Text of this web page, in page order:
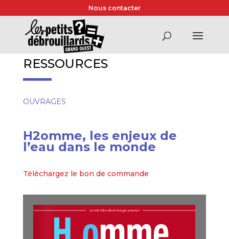
Nous contacter
RESSOURCES
OUVRAGES
H2omme, les enjeux de
l’eau dans le monde
Téléchargez le bon de commande